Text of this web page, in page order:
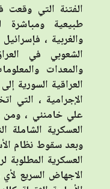
الفتنة التي
طبيعية ومباشرة
والغربية ،
الشعوبي في
والمعدات
العراقية السورية
الإجرامية ، التي
علي خامنئي ، ومن
العسكرية الشاملة
وبعد سقوط نظام
العسكرية
الاجهاض السريع